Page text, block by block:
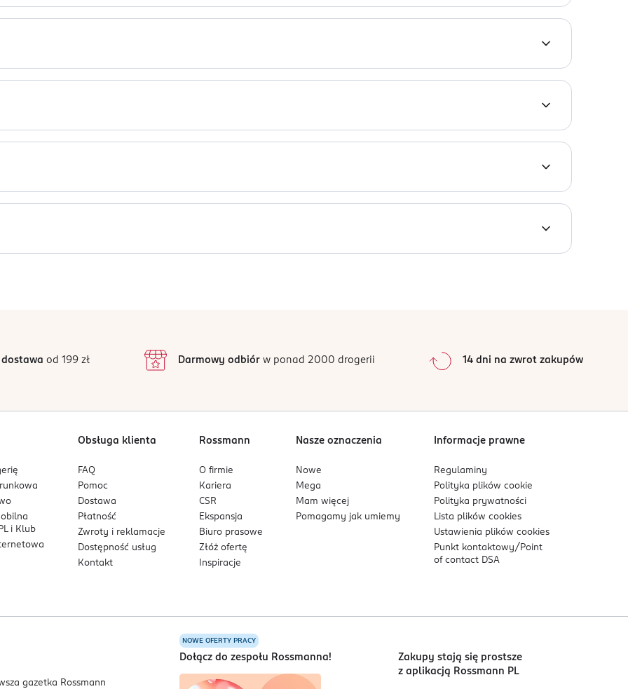
BENZOTRIAZOLYL DODECYL P-CRESOL, BUTYL METHOXYDIBENZOYLMETHANE, BUTYLPHTHALIMIDE,
MENTHOL, PPG-20 METHYL GLUCOSE ETHER, BHT, ALPHA-ISOMETHYL IONONE, BENZYL SALICYLATE, CINNAMAL,
EUGENOL, FARNESOL, GERANIOL, HYDROXYCITRONELLAL, ISOEUGENOL, LIMONENE, LINALOOL, CI 15985, CI
oczu.
2
1
0%
Sortowanie wgdata: od najnowszej
dostawa od 199 zł Darmowy odbiórw ponad 2000 drogerii 14 dni na zwrot zakupów
i Klub
Obsługa klienta
FAQ
Pomoc
Dostawa
Płatność
Zwroty i reklamacje
Dostępność usług
Kontakt
Rossmann
O firmie
Kariera
CSR
Ekspansja
Biuro prasowe
Złóż ofertę
Inspiracje
Nasze oznaczenia
Nowe
Mega
Mam więcej
Pomagamy jak umiemy
Informacje prawne
Regulaminy
Polityka plikówcookie
Polityka prywatności
Lista plikówcookies
Ustawienia plikówcookies
Punkt kontaktowy/ Point
of contact DSA
NOWE OFERTY PRACY
Dołącz do zespołu Rossmanna!
Zakupy stają się prostsze
z aplikacją Rossmann PL